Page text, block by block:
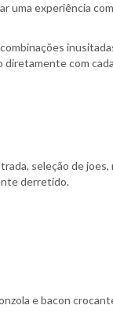
uma experiência
com
seleção de
derretido.
e bacon